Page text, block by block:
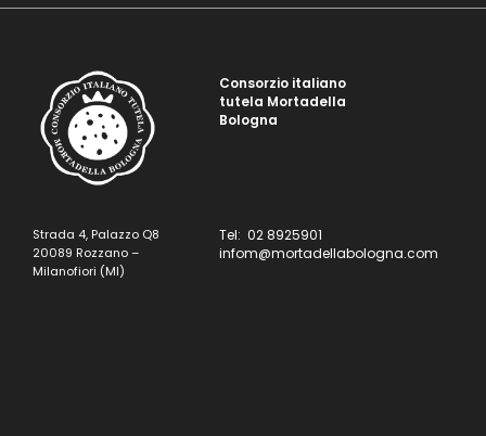
Consorzio italiano
tutela Mortadella
Bologna
Strada 4, Palazzo Q8
20089 Rozzano –
Milanofiori (MI)
Tel: 02 8925901
infom@mortadellabologna.com